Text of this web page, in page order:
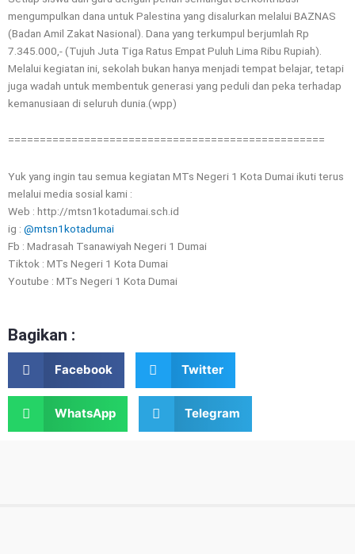
mengumpulkan dana untuk Palestina yang disalurkan melalui BAZNAS
(Badan Amil Zakat Nasional). Dana yang terkumpul berjumlah Rp
7.345.000,- (Tujuh Juta Tiga Ratus Empat Puluh Lima Ribu Rupiah).
Melalui kegiatan ini, sekolah bukan hanya menjadi tempat belajar, tetapi
juga wadah untuk membentuk generasi yang peduli dan peka terhadap
kemanusiaan di seluruh dunia.(wpp)
==================================================
Yuk yang ingin tau semua kegiatan MTs Negeri 1 Kota Dumai ikuti terus
melalui media sosial kami :
Web : http://mtsn1kotadumai.sch.id
ig : @mtsn1kotadumai
Fb : Madrasah Tsanawiyah Negeri 1 Dumai
Tiktok : MTs Negeri 1 Kota Dumai
Youtube : MTs Negeri 1 Kota Dumai
Bagikan :
Facebook Twitter
WhatsApp Telegram